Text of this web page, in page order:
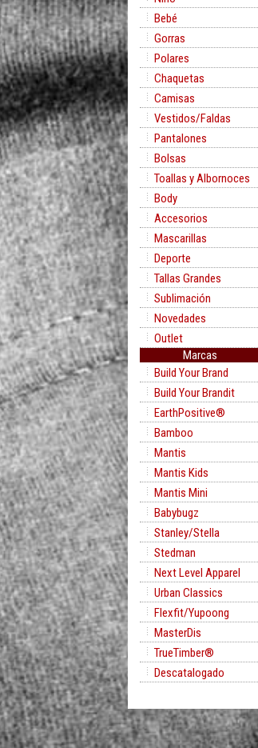
Bebé
Gorras
Polares
Chaquetas
Camisas
Vestidos/Faldas
Pantalones
Bolsas
Toallas y Albornoces
Body
Accesorios
Mascarillas
Deporte
Tallas Grandes
Sublimación
Novedades
Outlet
Marcas
Build Your Brand
Build Your Brandit
EarthPositive®
Bamboo
Mantis
Mantis Kids
Mantis Mini
Babybugz
Stanley/Stella
Stedman
Next Level Apparel
Urban Classics
Flexfit/Yupoong
MasterDis
TrueTimber®
Descatalogado